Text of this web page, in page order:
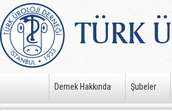
Dernek Hakkında Şubeler